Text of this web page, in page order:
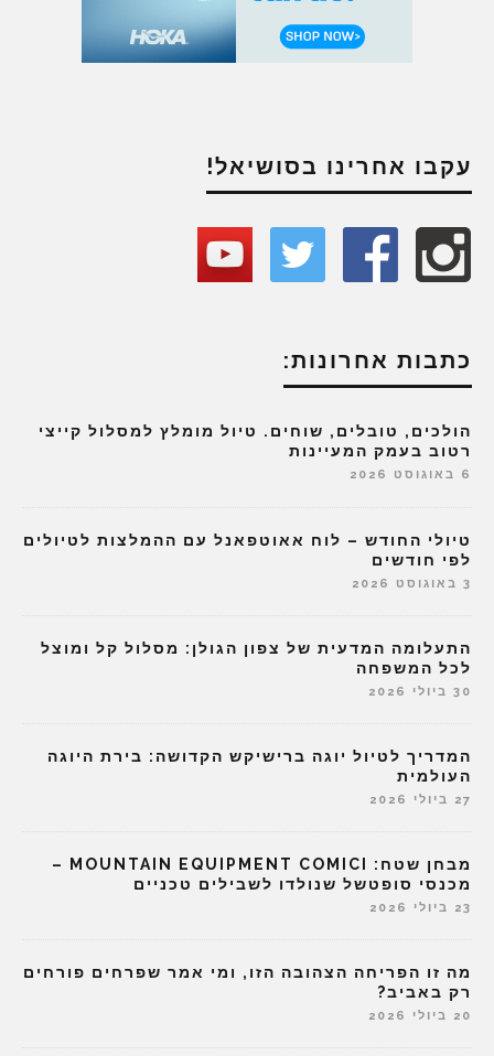
עקבו אחרינו בסושיאל!
כתבות אחרונות:
הולכים, טובלים, שוחים. טיול מומלץ למסלול קייצי
רטוב בעמק המעיינות
6 באוגוסט 2026
טיולי החודש – לוח אאוטפאנל עם ההמלצות לטיולים
לפי חודשים
3 באוגוסט 2026
התעלומה המדעית של צפון הגולן: מסלול קל ומוצל
לכל המשפחה
30 ביולי 2026
המדריך לטיול יוגה ברישיקש הקדושה: בירת היוגה
העולמית
27 ביולי 2026
מבחן שטח: MOUNTAIN EQUIPMENT COMICI –
מכנסי סופטשל שנולדו לשבילים טכניים
23 ביולי 2026
מה זו הפריחה הצהובה הזו, ומי אמר שפרחים פורחים
רק באביב?
20 ביולי 2026